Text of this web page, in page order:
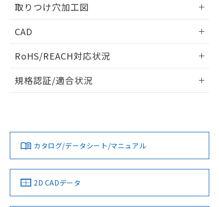
取りつけ穴加工図
CAD
ドすることができます。
ログイン/会員登録
ダウンロードデータをご利用いただく前に、以下を必ずお読
みください。
ソフトウェアの使用条件
RoHS/REACH対応状況
EU RoHS 注意事項・凡例
対応済み
中国 RoHS 注意事項・凡例
規格認証/適合状況
カタログ/データシート/マニュアル
2D CADデータ
※当社の共同利用者とは、
の共同利用に関して"
の「1.共同利
EU RoHS指令（10物質）の非含有証明書
ものではありません。
また、RoHS指令のフタル酸エステル類４
物質の対応では、対応完了までの期間は出
荷製品に未対応品が混在することから備考
欄に対応日を記載しておりました。